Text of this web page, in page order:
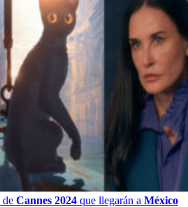
de Cannes 2024 que llegarán a México